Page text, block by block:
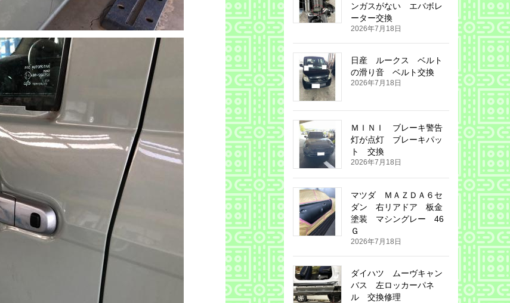
ンガスがない エバボレ
ーター交換
2026年7月18日
日産 ルークス ベルト
の滑り音 ベルト交換
2026年7月18日
ＭＩＮＩ ブレーキ警告
灯が点灯 ブレーキパッ
ト 交換
2026年7月18日
マツダ ＭＡＺＤＡ６セ
ダン 右リアドア 板金
塗装 マシングレー 46
Ｇ
2026年7月18日
ダイハツ ムーヴキャン
バス 左ロッカーパネ
ル 交換修理